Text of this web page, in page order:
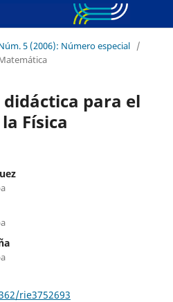
5 (2006): Número especial /
para el
Física
rie3752693